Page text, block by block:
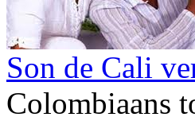
Son de Cali
Colombiaans